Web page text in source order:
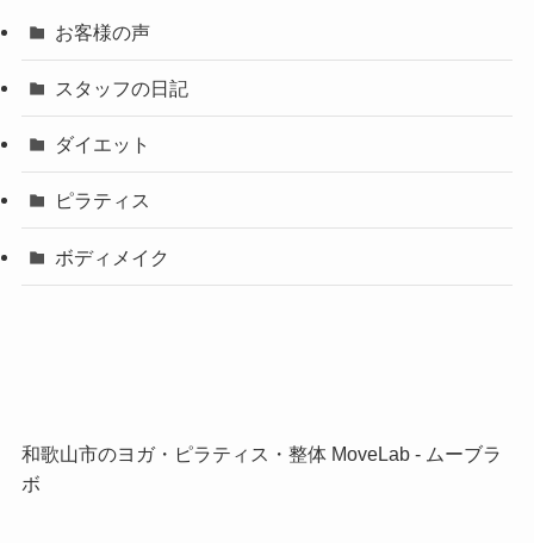
お客様の声
スタッフの日記
ダイエット
ピラティス
ボディメイク
和歌山市のヨガ・ピラティス・整体 MoveLab ‐ ムーブラ
ボ